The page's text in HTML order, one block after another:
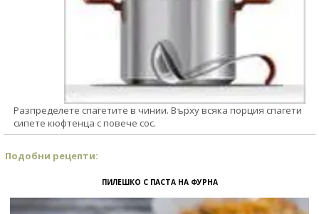
Разпределете спагетите в чинии. Върху всяка порция спагети
сипете кюфтенца с повече сос.
Подобни рецепти:
ПИЛЕШКО С ПАСТА НА ФУРНА